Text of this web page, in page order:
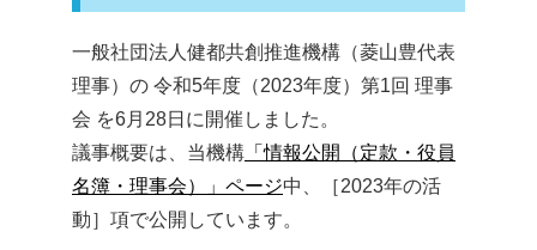
トピックス
イベント･ニュース
お問い合わせ
HOME
一般社団法人健都共創推進機構（菱山豊代表
理事）の 令和5年度（2023年度）第1回 理事
会 を6月28日に開催しました。
議事概要は、当機構 「情報公開（定款・役員
名簿・理事会）」ページ中、［2023年の活
動］項で公開しています。